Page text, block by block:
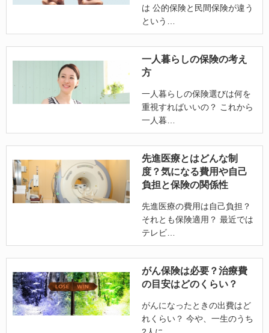
は 公的保険と民間保険が違う
という
一人暮らしの保険の考え
方
一人暮らしの保険選びは何を
重視すればいいの？ これから
一人暮
先進医療とはどんな制
度？気になる費用や自己
負担と保険の関係性
先進医療の費用は自己負担？
それとも保険適用？ 最近では
テレビ
がん保険は必要？治療費
の目安はどのくらい？
がんになったときの出費はど
れくらい？ 今や、一生のうち